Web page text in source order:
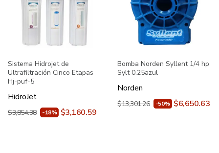
Sistema Hidrojet de
Ultrafiltración Cinco Etapas
Hj-puf-5
HidroJet
$3,854.38 -18% $3,160.59
Bomba Norden Syllent 1/4 hp
Sylt 0.25azul
Norden
$13,301.26 -50% $6,650.63